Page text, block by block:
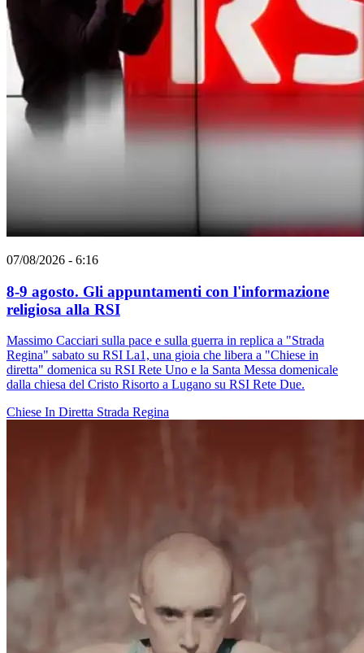
07/08/2026 - 6:16
8-9 agosto. Gli appuntamenti con l'informazione
religiosa alla RSI
Massimo Cacciari sulla pace e sulla guerra in replica a "Strada
Regina" sabato su RSI La1, una gioia che libera a "Chiese in
diretta" domenica su RSI Rete Uno e la Santa Messa domenicale
dalla chiesa del Cristo Risorto a Lugano su RSI Rete Due.
Chiese In Diretta Strada Regina